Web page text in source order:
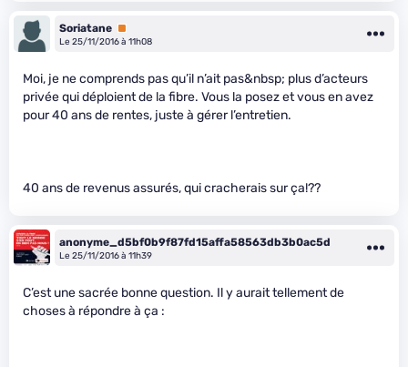
Soriatane Premium
Le 25/11/2016 à 11h08
Moi, je ne comprends pas qu’il n’ait pas&nbsp; plus d’acteurs
privée qui déploient de la fibre. Vous la posez et vous en avez
pour 40 ans de rentes, juste à gérer l’entretien.
40 ans de revenus assurés, qui cracherais sur ça!??
anonyme_d5bf0b9f87fd15affa58563db3b0ac5d
Le 25/11/2016 à 11h39
C’est une sacrée bonne question. Il y aurait tellement de
choses à répondre à ça :